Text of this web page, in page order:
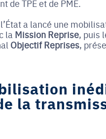
de TPE et de PME.
a lancé une
la Mission Reprise, puis
Objectif Reprises,
la